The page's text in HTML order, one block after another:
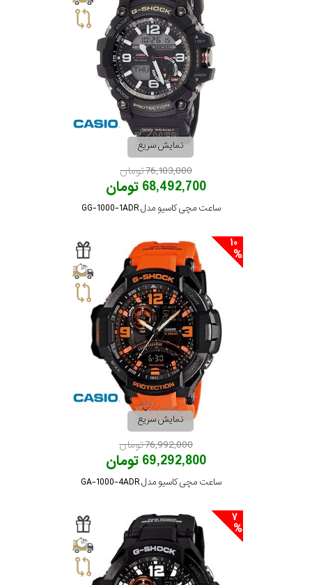
نمایش سریع
76,103,000 تومان
68,492,700 تومان
ساعت مچی کاسیو مدل GG-1000-1ADR
نمایش سریع
76,992,000 تومان
69,292,800 تومان
ساعت مچی کاسیو مدل GA-1000-4ADR